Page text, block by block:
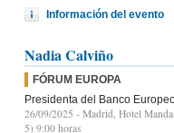
Información del evento
Nadia Calviño
FÓRUM EUROPA
Presidenta del Banco
26/09/2025 - Madrid, Hotel
5) 9:00 horas